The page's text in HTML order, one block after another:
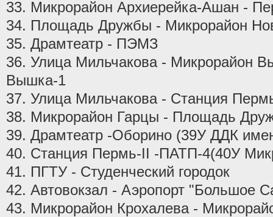
33. Микрорайон Архиерейка-Ашан -
34. Площадь Дружбы - Микрорайон
35. Драмтеатр - ПЭМЗ
36. Улица Мильчакова - Микрорайон
Вышка-1
37. Улица Мильчакова - Станция
38. Микрорайон Гарцы - Площадь
39. Драмтеатр -Оборино (39У ДДК
40. Станция Пермь-II -ПАТП-4(40У
41. ПГТУ - Студенческий городок
42. Автовокзал - Аэропорт "Большое
43. Микрорайон Крохалева -